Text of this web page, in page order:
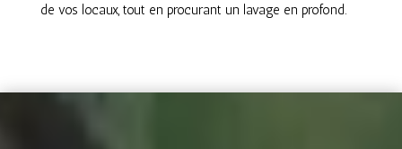
de vos locaux, tout en procurant un lavage en profond.